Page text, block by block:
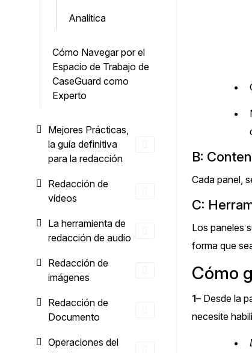
Analítica
Cómo Navegar por el
Espacio de Trabajo de
CaseGuard como
Experto
Mejores Prácticas,
la guía definitiva
para la redacción
Redacción de
vídeos
La herramienta de
redacción de audio
Redacción de
imágenes
Redacción de
Documento
Operaciones del
B:
Cada panel,
C:
Los paneles
forma que
Cómo
1– Desde la
necesite